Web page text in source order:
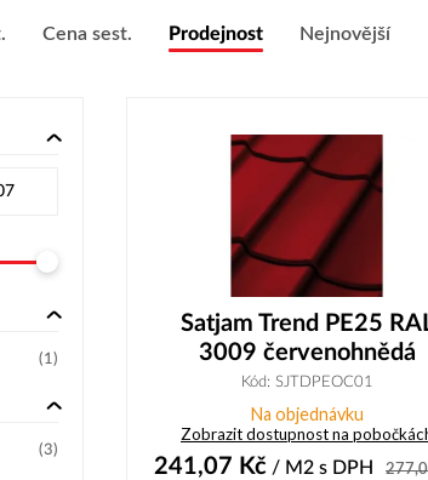
Cena sest. Prodejnost Nejnovější
(1)
(3)
Satjam Trend PE25
3009 červenohnědá
Kód: SJTDPEOC01
Na objednávku
Zobrazit dostupnost na
241,07 Kč / M2 s DPH